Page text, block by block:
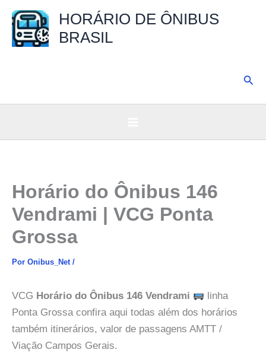
para
HORÁRIO DE ÔNIBUS
BRASIL
Horário do Ônibus 146
Vendrami | VCG Ponta
Grossa
Por Onibus_Net /
VCG Horário do Ônibus 146 Vendrami
linha
Ponta Grossa confira aqui todas além dos horários
também itinerários, valor de passagens AMTT /
Viação Campos Gerais.